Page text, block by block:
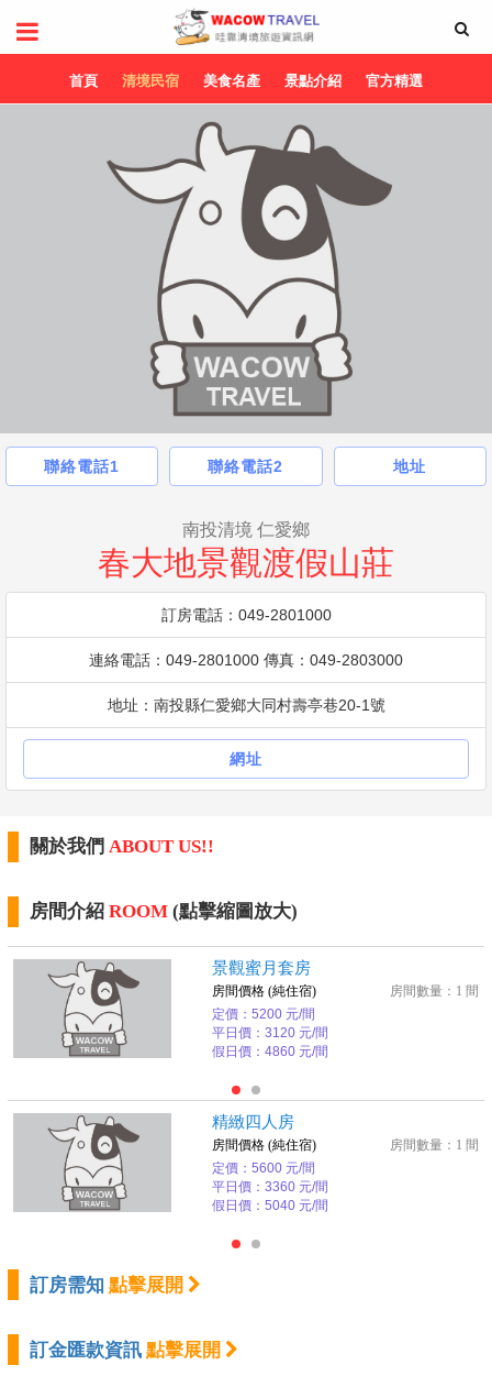
首頁 清境民宿 美食名產 景點介紹 官方精選
聯絡電話1 聯絡電話2 地址
南投清境 仁愛鄉
春大地景觀渡假山莊
訂房電話：049-2801000
連絡電話：049-2801000 傳真：049-2803000
地址：南投縣仁愛鄉大同村壽亭巷20-1號
網址
關於我們 ABOUT US!!
房間介紹 ROOM (點擊縮圖放大)
景觀蜜月套房
房間數量：1 間
房間價格 (純住宿)
定價：5200 元/間
平日價：3120 元/間
假日價：4860 元/間
精緻四人房
房間數量：1 間
房間價格 (純住宿)
定價：5600 元/間
平日價：3360 元/間
假日價：5040 元/間
訂房需知 點擊展開
訂金匯款資訊 點擊展開